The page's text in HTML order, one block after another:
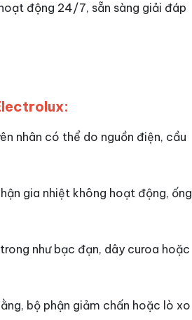
động 24/7, sẵn sàng giải đáp
nhân có thể do nguồn điện, cầu
gia nhiệt không hoạt động, ống
như bạc đạn, dây curoa hoặc
bộ phận giảm chấn hoặc lò xo